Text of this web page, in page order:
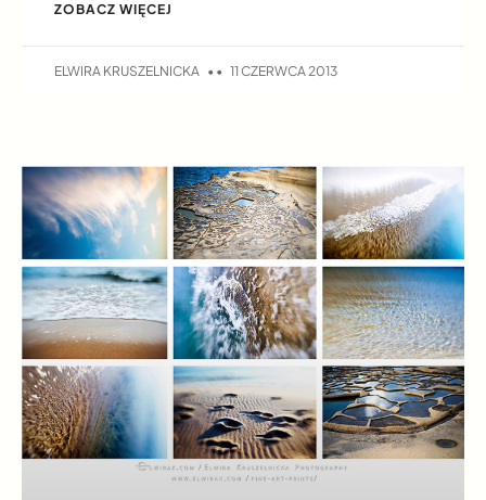
ZOBACZ WIĘCEJ
ELWIRA KRUSZELNICKA 11 CZERWCA 2013